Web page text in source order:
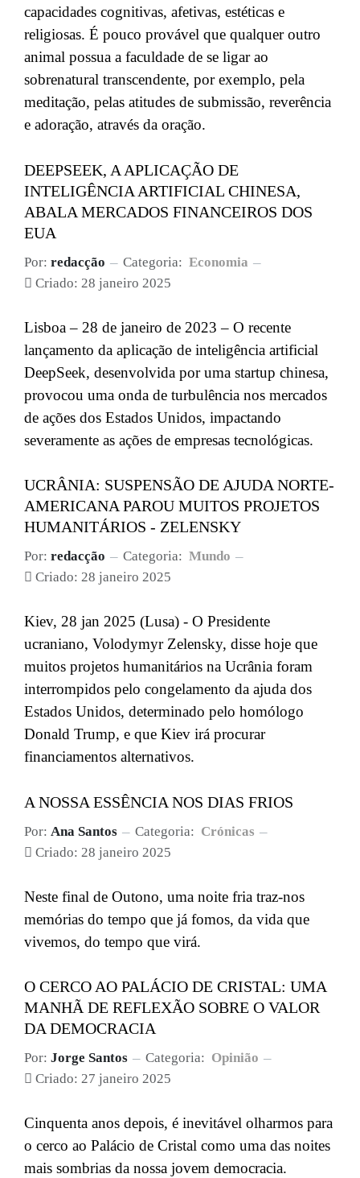
capacidades cognitivas, afetivas, estéticas e
religiosas. É pouco provável que qualquer outro
animal possua a faculdade de se ligar ao
sobrenatural transcendente, por exemplo, pela
meditação, pelas atitudes de submissão, reverência
e adoração, através da oração.
DEEPSEEK, A APLICAÇÃO DE
INTELIGÊNCIA ARTIFICIAL CHINESA,
ABALA MERCADOS FINANCEIROS DOS
EUA
Por: redacção Categoria: Economia
Criado: 28 janeiro 2025
Lisboa – 28 de janeiro de 2023 – O recente
lançamento da aplicação de inteligência artificial
DeepSeek, desenvolvida por uma startup chinesa,
provocou uma onda de turbulência nos mercados
de ações dos Estados Unidos, impactando
severamente as ações de empresas tecnológicas.
UCRÂNIA: SUSPENSÃO DE AJUDA NORTE-
AMERICANA PAROU MUITOS PROJETOS
HUMANITÁRIOS - ZELENSKY
Por: redacção Categoria: Mundo
Criado: 28 janeiro 2025
Kiev, 28 jan 2025 (Lusa) - O Presidente
ucraniano, Volodymyr Zelensky, disse hoje que
muitos projetos humanitários na Ucrânia foram
interrompidos pelo congelamento da ajuda dos
Estados Unidos, determinado pelo homólogo
Donald Trump, e que Kiev irá procurar
financiamentos alternativos.
A NOSSA ESSÊNCIA NOS DIAS FRIOS
Por: Ana Santos Categoria: Crónicas
Criado: 28 janeiro 2025
Neste final de Outono, uma noite fria traz-nos
memórias do tempo que já fomos, da vida que
vivemos, do tempo que virá.
O CERCO AO PALÁCIO DE CRISTAL: UMA
MANHÃ DE REFLEXÃO SOBRE O VALOR
DA DEMOCRACIA
Por: Jorge Santos Categoria: Opinião
Criado: 27 janeiro 2025
Cinquenta anos depois, é inevitável olharmos para
o cerco ao Palácio de Cristal como uma das noites
mais sombrias da nossa jovem democracia.